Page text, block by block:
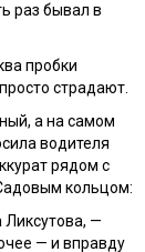
раз бывал в
пробки
страдают.
а на самом
водителя
рядом с
кольцом:
—
— и вправду